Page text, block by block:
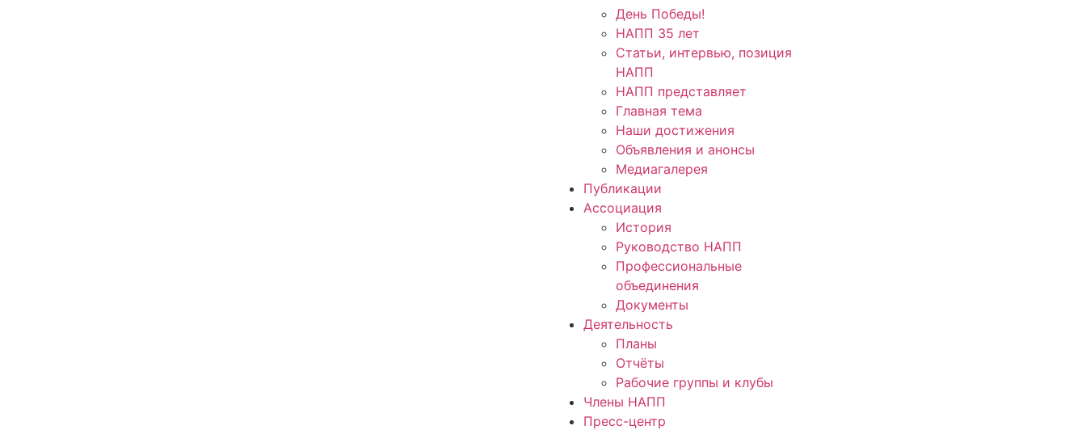
День Победы!
НАПП 35 лет
Статьи, интервью, позиция
НАПП
НАПП представляет
Главная тема
Наши достижения
Объявления и анонсы
Медиагалерея
Публикации
Ассоциация
История
Руководство НАПП
Профессиональные
объединения
Документы
Деятельность
Планы
Отчёты
Рабочие группы и клубы
Члены НАПП
Пресс-центр